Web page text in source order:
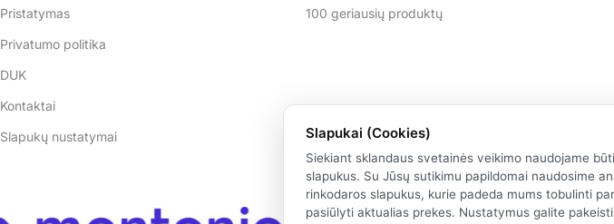
Pristatymas
Privatumo politika
DUK
Kontaktai
Slapukų nustatymai
100 geriausių produktų
Slapukai (Cookies)
Siekiant sklandaus svetainės veikimo naudojame
slapukus. Su Jūsų sutikimu papildomai naudosime
rinkodaros slapukus, kurie padeda mums tobulinti
pasiūlyti aktualias prekes. Nustatymus galite